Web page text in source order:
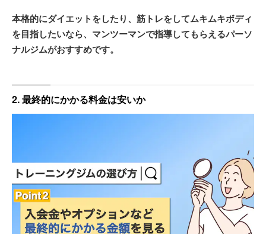
本格的にダイエットをしたり、筋トレをしてムキムキボディ
を目指したいなら、マンツーマンで指導してもらえるパーソ
ナルジムがおすすめです。
2. 最終的にかかる料金は安いか